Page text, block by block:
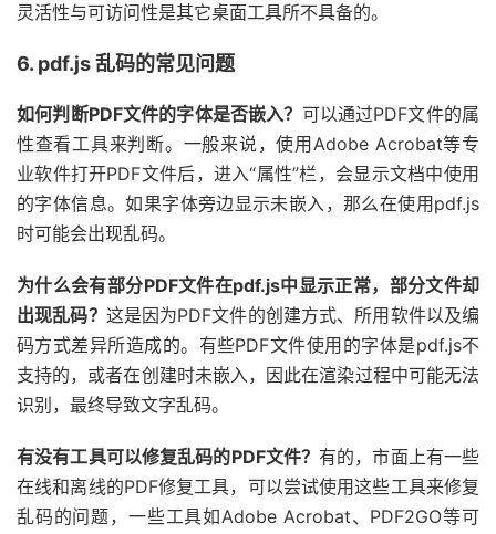
灵活性与可访问性是其它桌面工具所不具备的。
6. pdf.js 乱码的常见问题
如何判断PDF文件的字体是否嵌入？ 可以通过PDF文件的属
性查看工具来判断。一般来说，使用Adobe Acrobat等专
业软件打开PDF文件后，进入“属性”栏，会显示文档中使用
的字体信息。如果字体旁边显示未嵌入，那么在使用pdf.js
时可能会出现乱码。
为什么会有部分PDF文件在pdf.js中显示正常，部分文件却
出现乱码？ 这是因为PDF文件的创建方式、所用软件以及编
码方式差异所造成的。有些PDF文件使用的字体是pdf.js不
支持的，或者在创建时未嵌入，因此在渲染过程中可能无法
识别，最终导致文字乱码。
有没有工具可以修复乱码的PDF文件？ 有的，市面上有一些
在线和离线的PDF修复工具，可以尝试使用这些工具来修复
乱码的问题，一些工具如Adobe Acrobat、PDF2GO等可